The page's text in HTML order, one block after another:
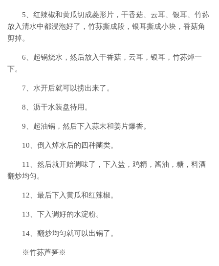
5、红辣椒和黄瓜切成菱形片，干香菇、云耳、银耳、竹荪
放入清水中都浸泡好了，竹荪撕成段，银耳撕成小块，香菇角
剪掉。
6、起锅烧水，然后放入干香菇，云耳，银耳，竹荪焯一
下。
7、水开后就可以捞出来了。
8、沥干水装盘待用。
9、起油锅，然后下入蒜末和姜片爆香。
10、倒入焯水后的四种菌类。
11、然后就开始调味了，下入盐，鸡精，酱油，糖，料酒
翻炒均匀。
12、最后下入黄瓜和红辣椒。
13、下入调好的水淀粉。
14、翻炒均匀就可以出锅了。
※竹荪芦笋※